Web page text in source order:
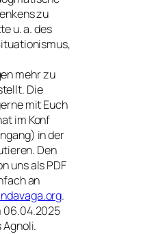
zu
u. a. des
mehr zu
Die
mit Euch
im Konf
in der
Den
uns als PDF
an
.
06.04.2025
Agnoli.